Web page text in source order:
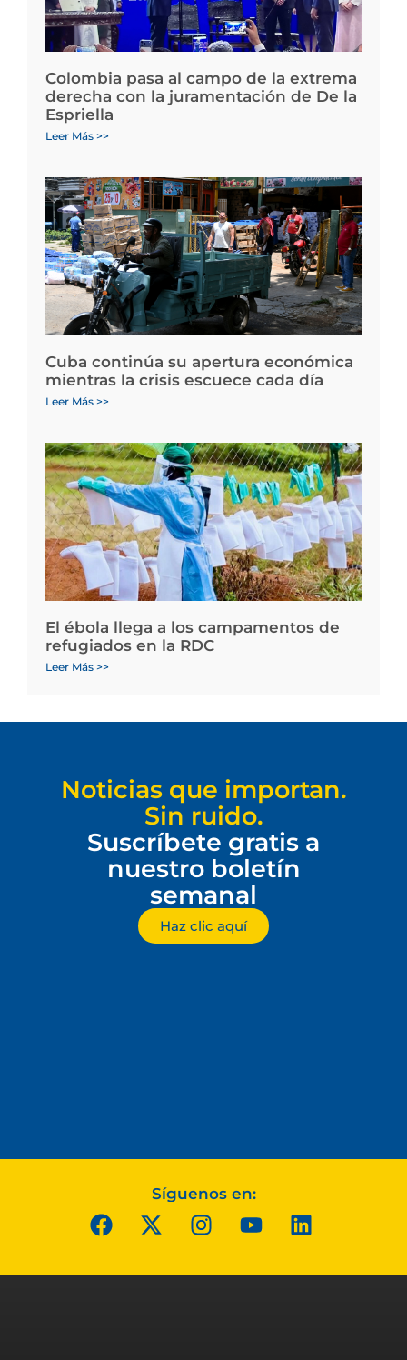
Colombia pasa al campo de la extrema
derecha con la juramentación de De la
Espriella
Leer Más >>
Cuba continúa su apertura económica
mientras la crisis escuece cada día
Leer Más >>
El ébola llega a los campamentos de
refugiados en la RDC
Leer Más >>
Noticias que importan.
Sin ruido.
Suscríbete gratis a
nuestro boletín
semanal
Haz clic aquí
Síguenos en: